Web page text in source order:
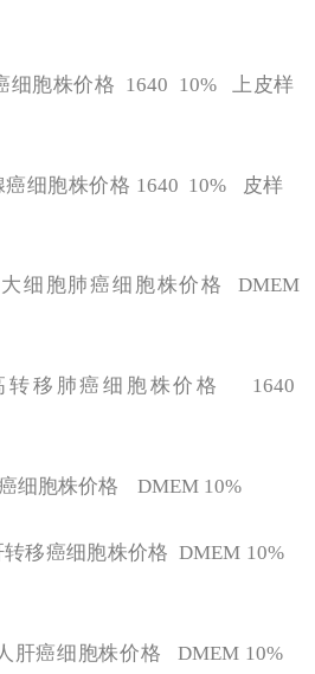
细胞株价格 1640 10% 上皮样
癌细胞株价格 1640 10% 皮样
细胞肺癌细胞株价格 DMEM
转移肺癌细胞株价格 1640
癌细胞株价格 DMEM 10%
移癌细胞株价格 DMEM 10%
肝癌细胞株价格 DMEM 10%